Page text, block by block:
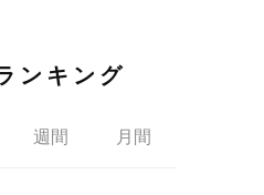
ンキング
週間 月間